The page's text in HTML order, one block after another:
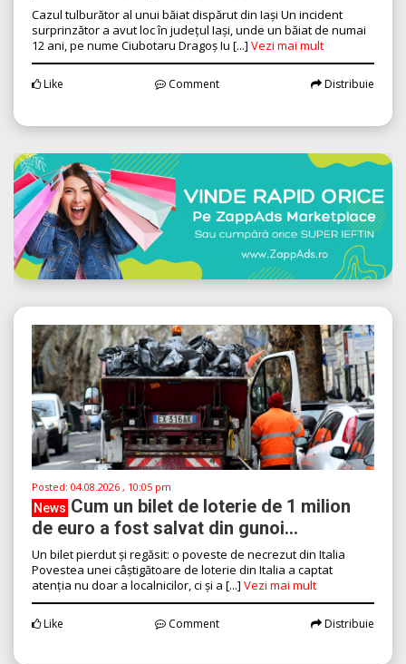
Cazul tulburător al unui băiat dispărut din Iași Un incident
surprinzător a avut loc în județul Iași, unde un băiat de numai
12 ani, pe nume Ciubotaru Dragoș Iu [...] Vezi mai mult
Like Comment Distribuie
Posted: 04.08.2026 , 10:05 pm
News Cum un bilet de loterie de 1 milion
de euro a fost salvat din gunoi...
Un bilet pierdut și regăsit: o poveste de necrezut din Italia
Povestea unei câștigătoare de loterie din Italia a captat
atenția nu doar a localnicilor, ci și a [...] Vezi mai mult
Like Comment Distribuie